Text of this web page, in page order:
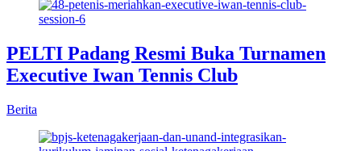
PELTI Padang Resmi Buka Turnamen
Executive Iwan Tennis Club
Berita